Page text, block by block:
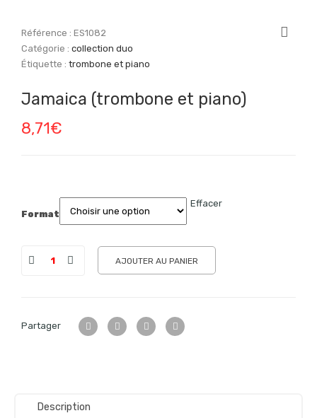
Référence :ES1082
Catégorie :collection duo
Étiquette :trombone et piano
Jamaica (trombone et piano)
8,71€
Format
Effacer
AJOUTER AU PANIER
Partager
Description